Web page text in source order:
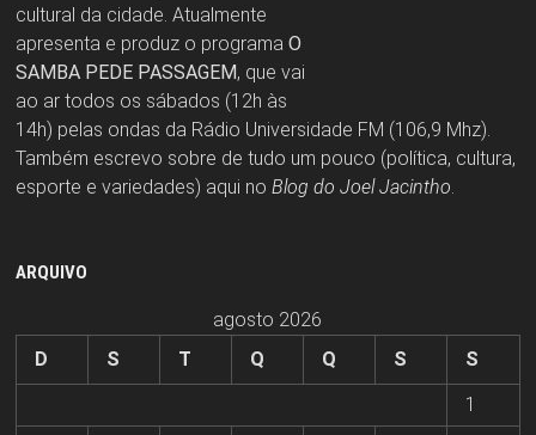
cultural da cidade. Atualmente
apresenta e produz o programa O
SAMBA PEDE PASSAGEM, que vai
ao ar todos os sábados (12h às
14h) pelas ondas da Rádio Universidade FM (106,9 Mhz).
Também escrevo sobre de tudo um pouco (política, cultura,
esporte e variedades) aqui no Blog do Joel Jacintho.
ARQUIVO
agosto 2026
D
S T Q Q S
S
1